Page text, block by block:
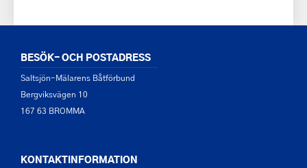
BESÖK- OCH POSTADRESS
Saltsjön-Mälarens Båtförbund
Bergviksvägen 10
167 63 BROMMA
KONTAKTINFORMATION